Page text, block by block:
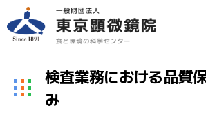
各種検査・サービス
戻る
食品等の検査
検便(腸内細菌検査)
検査業務における品質
み